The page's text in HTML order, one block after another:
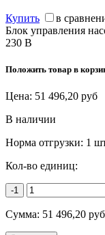
Купить в
Блок управления
230 В
Положить товар в
Цена: 51 496,20 руб
В наличии
Норма отгрузки: 1
Кол-во единиц:
-1
Сумма: 51 496,20 руб